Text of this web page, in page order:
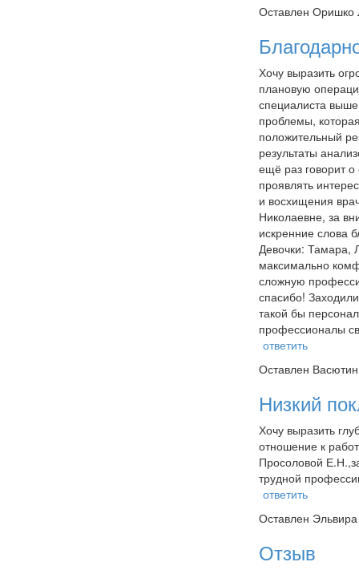
Оставлен Оришко
Хочу выразить
плановую
специалиста
проблемы,
положительный
результаты
ещё раз говорит
проявлять
и восхищения
Николаевне, за
искренние слова
Девочки: Тамара,
максимально
сложную
спасибо!
такой бы
профессионалы
ответить
Оставлен
Низкий
Хочу выразить
отношение к
Просоловой
трудной
ответить
Оставлен
Отзыв